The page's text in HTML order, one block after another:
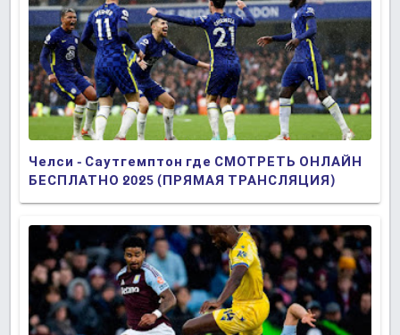
Челси - Саутгемптон где СМОТРЕТЬ ОНЛАЙН
БЕСПЛАТНО 2025 (ПРЯМАЯ ТРАНСЛЯЦИЯ)